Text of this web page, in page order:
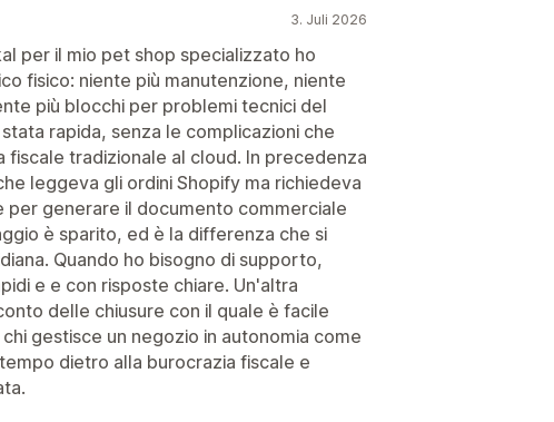
3. Juli 2026
per il mio pet shop specializzato ho
fisico: niente più manutenzione, niente
più blocchi per problemi tecnici del
rapida, senza le complicazioni che
fiscale tradizionale al cloud. In precedenza
leggeva gli ordini Shopify ma richiedeva
per generare il documento commerciale
è sparito, ed è la differenza che si
Quando ho bisogno di supporto,
e e con risposte chiare. Un'altra
delle chiusure con il quale è facile
gestisce un negozio in autonomia come
dietro alla burocrazia fiscale e